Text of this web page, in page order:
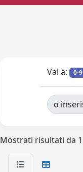
Vai a: 0-9
o
Mostrati risultati da 1